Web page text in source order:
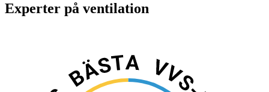
Experter på ventilation